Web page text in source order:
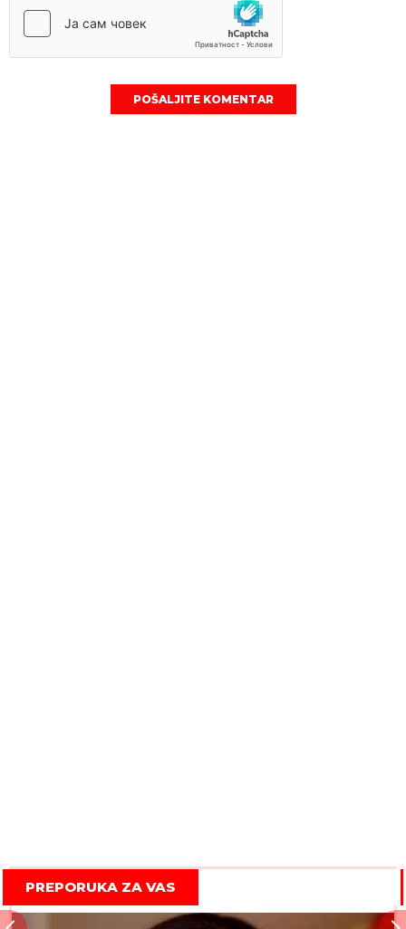
POŠALJITE KOMENTAR
PREPORUKA ZA VAS